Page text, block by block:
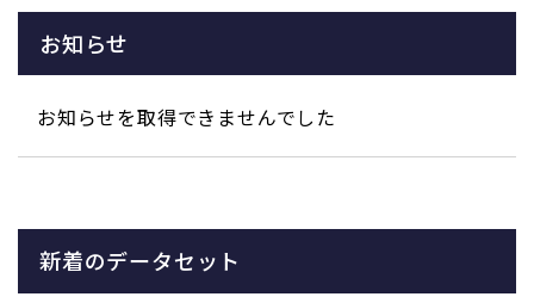
お知らせ
お知らせを取得できませんでした
新着のデータセット